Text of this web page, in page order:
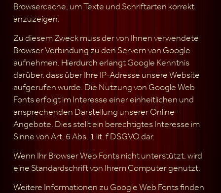
Browsercache, um Texte und Schriftarten korrekt
anzuzeigen.
Zu diesem Zweck muss der von Ihnen verwendete
Browser Verbindung zu den Servern von Google
aufnehmen. Hierdurch erlangt Google Kenntnis
darüber, dass über Ihre IP-Adresse unsere Website
aufgerufen wurde. Die Nutzung von Google Web
Fonts erfolgt im Interesse einer einheitlichen und
ansprechenden Darstellung unserer Online-
Angebote. Dies stellt ein berechtigtes Interesse im
Sinne von Art. 6 Abs. 1 lit. f DSGVO dar.
Wenn Ihr Browser Web Fonts nicht unterstützt, wird
eine Standardschrift von Ihrem Computer genutzt.
Weitere Informationen zu Google Web Fonts finden